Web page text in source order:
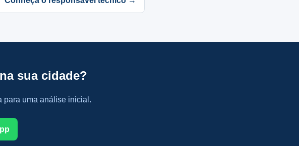
sua cidade?
para uma análise inicial.